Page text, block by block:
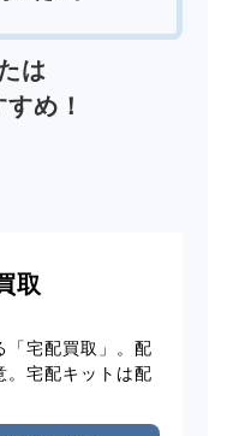
は
め！
取
「宅配買取」。配
。宅配キットは配